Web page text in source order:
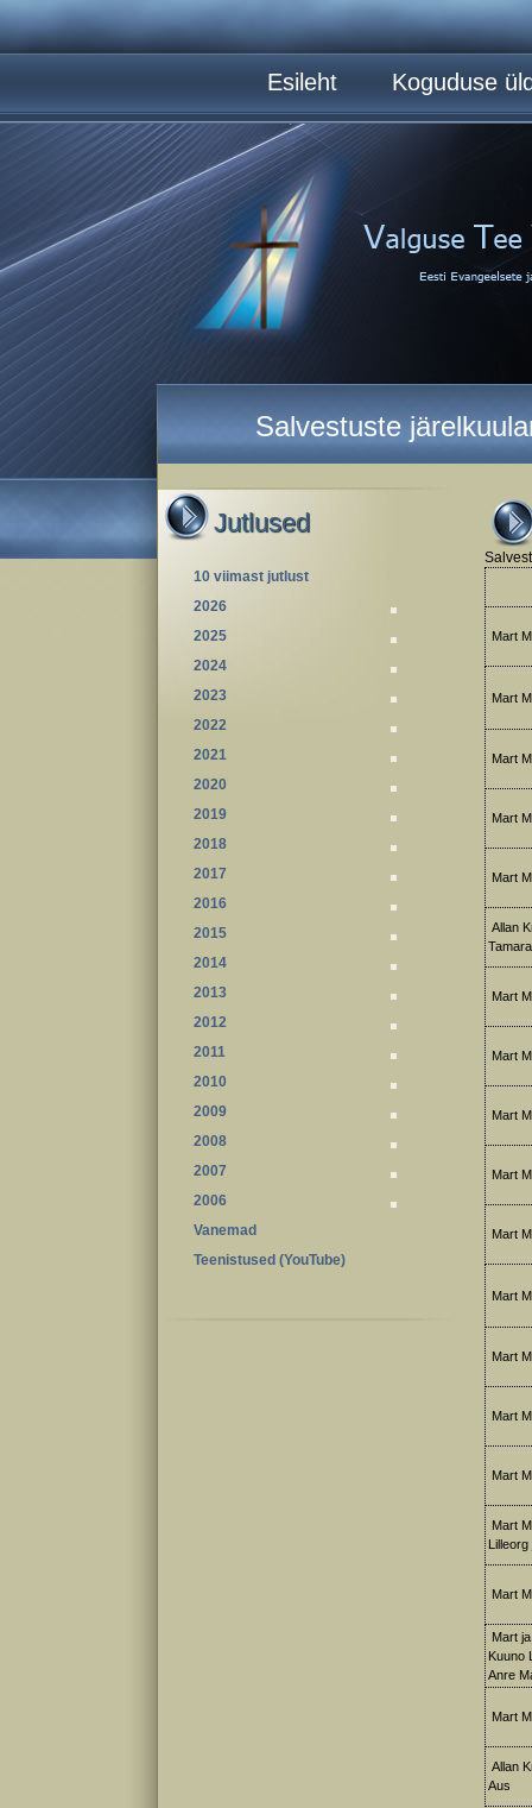
Jutlused
10 viimast jutlust
2026
2025
2024
2023
2022
2021
2020
2019
2018
2017
2016
2015
2014
2013
2012
2011
2010
2009
2008
2007
2006
Vanemad
Teenistused (YouTube)
Mart
Mart
Mart
Mart
Mart
Allan
Mart
Mart
Mart
Mart
Mart
Mart
Mart
Mart
Mart
Mart
Lilleorg
Mart
Mart
Kuuno
Anre
Mart
Allan
Aus
Esileht Koguduse
Salvestuste